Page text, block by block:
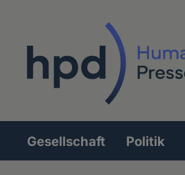
Hauptnavigation
Gesellschaft Politik